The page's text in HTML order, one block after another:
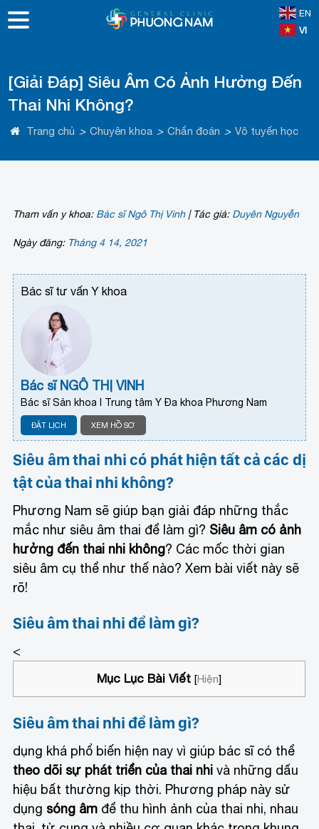
EN
VI
[Giải Đáp] Siêu Âm Có Ảnh Hưởng Đến
Thai Nhi Không?
Trang chủ > Chuyên khoa > Chẩn đoán > Vô tuyến học
Tham vấn y khoa: Bác sĩ Ngô Thị Vinh |Tác giả: Duyên Nguyễn
Ngày đăng: Tháng 4 14, 2021
Bác sĩ tư vấn Y khoa
Bác sĩ NGÔ THỊ VINH
Bác sĩ Sản khoa I Trung tâm Y Đa khoa Phương Nam
ĐẶT LỊCH XEM HỒ SƠ
Siêu âm thai nhi có phát hiện tất cả các dị
tật của thai nhi không?
Phương Nam sẽ giúp bạn giải đáp những thắc
mắc như siêu âm thai để làm gì? Siêu âm có ảnh
hưởng đến thai nhi không? Các mốc thời gian
siêu âm cụ thể như thế nào? Xem bài viết này sẽ
rõ!
Siêu âm thai nhi để làm gì?
<
Mục Lục Bài Viết [Hiện]
Siêu âm thai nhi để làm gì?
dụng khá phổ biến hiện nay vì giúp bác sĩ có thể
theo dõi sự phát triển của thai nhi và những dấu
hiệu bất thường kịp thời. Phương pháp này sử
dụng sóng âm để thu hình ảnh của thai nhi, nhau